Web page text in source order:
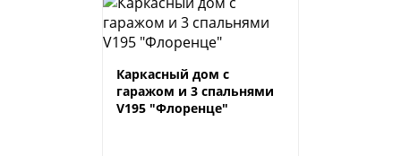
Каркасный дом с
гаражом и 3 спальнями
V195 "Флоренце"